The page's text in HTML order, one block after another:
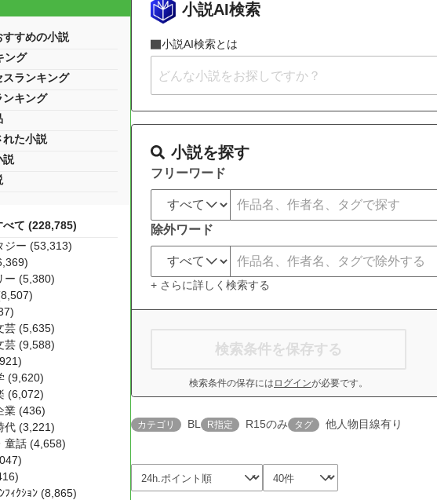
小説AI検索
小説AI検索とは
小説を探す
フリーワード
除外ワード
+ さらに詳しく検索する
検索条件を保存する
検索条件の保存には ログインが必要です。
カテゴリ BL R指定 R15のみ タグ 他人物目線有り
すすめの小説
ング
スランキング
ンキング
れた小説
説
べて (228,785)
ジー (53,313)
ー (5,380)
芸 (5,635)
芸 (9,588)
(9,620)
(6,072)
業 (436)
代 (3,221)
童話 (4,658)
ﾌｨｸｼｮﾝ (8,865)